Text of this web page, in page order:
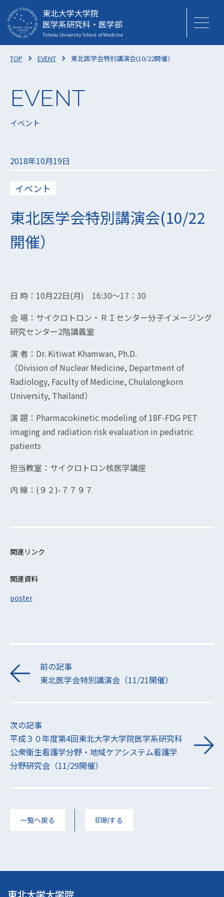
東北大学大学院
医学系研究科・医学部
TOP EVENT 東北医学会特別講演会(10/22開催）
イベント
2018年10月19日
イベント
東北医学会特別講演会(10/22
開催）
日 時：10月22日(月) 16:30～17：30
会 場：サイクロトロン・ＲＩセンター分子イメージング
研究センター2階講義室
演 者：Dr. Kitiwat Khamwan, Ph.D.
（Division of Nuclear Medicine, Department of
Radiology, Faculty of Medicine, Chulalongkorn
University, Thailand）
演 題：Pharmacokinetic modeling of 18F-FDG PET
imaging and radiation risk evaluation in pediatric
patients
担当教室：サイクロトロン核医学講座
内 線：(９２)-７７９７
関連リンク
関連資料
poster
前の記事
東北医学会特別講演会（11/21開催）
次の記事
平成３０年度第4回東北大学大学院医学系研究科
公衆衛生看護学分野・地域ケアシステム看護学
分野研究会（11/29開催）
一覧へ戻る 印刷する